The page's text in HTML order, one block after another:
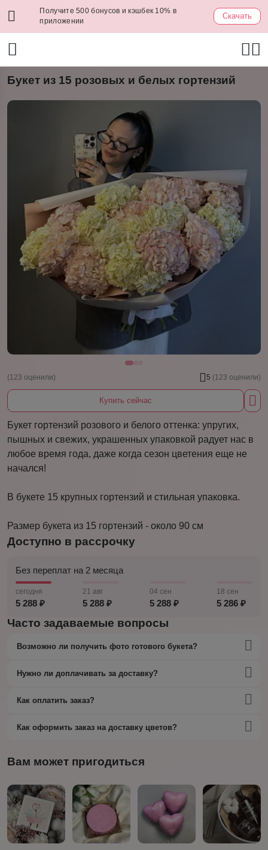
Получите 500 бонусов и кэшбек 10% в
приложении
Скачать
Букет из 15 розовых и белых гортензий
(123 оценили) 5 (123 оценили)
Купить сейчас
Букет гортензий розового и белого оттенка: упругих,
пышных и свежих, украшенных упаковкой радует нас в
любое время года, даже когда сезон цветения еще не
начался!
В букете 15 крупных гортензий и стильная упаковка.
Размер букета из 15 гортензий - около 90 см
Доступно в рассрочку
Без переплат на 2 месяца
сегодня
5 288 ₽
21 авг
5 288 ₽
04 сен
5 288 ₽
18 сен
5 286 ₽
Часто задаваемые вопросы
Возможно ли получить фото готового букета?
Нужно ли доплачивать за доставку?
Как оплатить заказ?
Как оформить заказ на доставку цветов?
Вам может пригодиться